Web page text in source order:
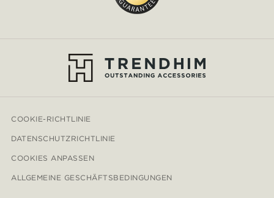
COOKIE-RICHTLINIE
DATENSCHUTZRICHTLINIE
COOKIES ANPASSEN
ALLGEMEINE GESCHÄFTSBEDINGUNGEN